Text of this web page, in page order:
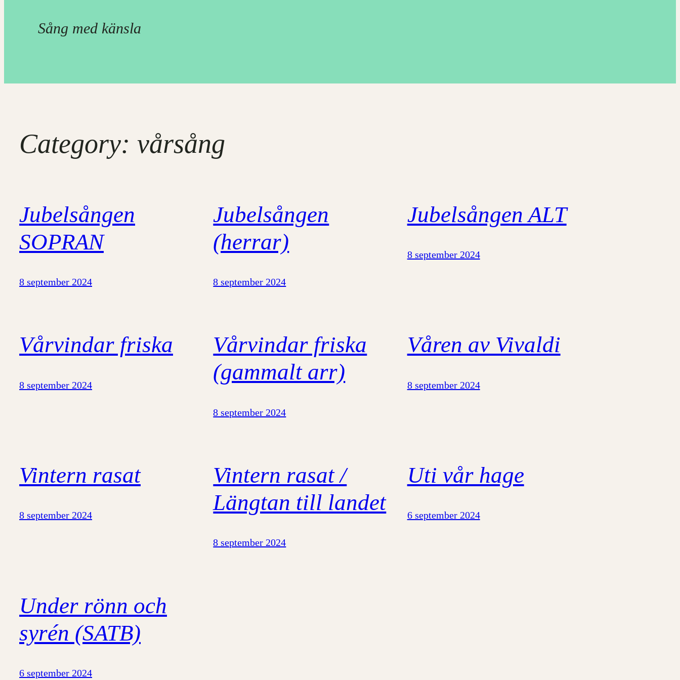
Sång med känsla
Category: vårsång
Jubelsången
SOPRAN
8 september 2024
Jubelsången
(herrar)
8 september 2024
Jubelsången ALT
8 september 2024
Vårvindar friska
8 september 2024
Vårvindar friska
(gammalt arr)
8 september 2024
Våren av Vivaldi
8 september 2024
Vintern rasat
8 september 2024
Vintern rasat /
Längtan till landet
8 september 2024
Uti vår hage
6 september 2024
Under rönn och
syrén (SATB)
6 september 2024